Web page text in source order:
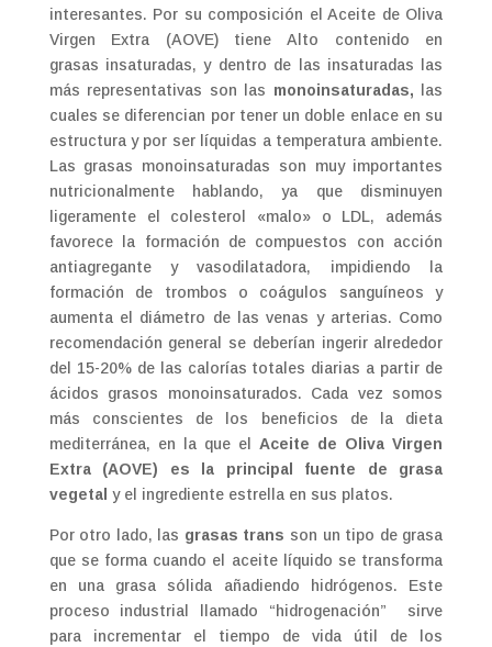
interesantes. Por su composición el Aceite de Oliva
Virgen Extra (AOVE) tiene Alto contenido en
grasas insaturadas, y dentro de las insaturadas las
más representativas son las monoinsaturadas, las
cuales se diferencian por tener un doble enlace en su
estructura y por ser líquidas a temperatura ambiente.
Las grasas monoinsaturadas son muy importantes
nutricionalmente hablando, ya que disminuyen
ligeramente el colesterol «malo» o LDL, además
favorece la formación de compuestos con acción
antiagregante y vasodilatadora, impidiendo la
formación de trombos o coágulos sanguíneos y
aumenta el diámetro de las venas y arterias. Como
recomendación general se deberían ingerir alrededor
del 15-20% de las calorías totales diarias a partir de
ácidos grasos monoinsaturados. Cada vez somos
más conscientes de los beneficios de la dieta
mediterránea, en la que elAceite de Oliva Virgen
Extra (AOVE) es la principal fuente de grasa
vegetal y el ingrediente estrella en sus platos.
Por otro lado, las grasas trans son un tipo de grasa
que se forma cuando el aceite líquido se transforma
en una grasa sólida añadiendo hidrógenos. Este
proceso industrial llamado “hidrogenación” sirve
para incrementar el tiempo de vida útil de los